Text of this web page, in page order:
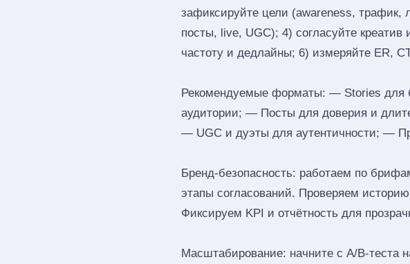
зафиксируйте цели (awareness,
посты, live, UGC); 4) согласуйте
частоту и дедлайны; 6) измеряйте ER,
Рекомендуемые форматы: — Stories для
аудитории; — Посты для доверия и
— UGC и дуэты для аутентичности; —
Бренд‑безопасность: работаем по
этапы согласований. Проверяем
Фиксируем KPI и отчётность для
Масштабирование: начните с A/B‑теста